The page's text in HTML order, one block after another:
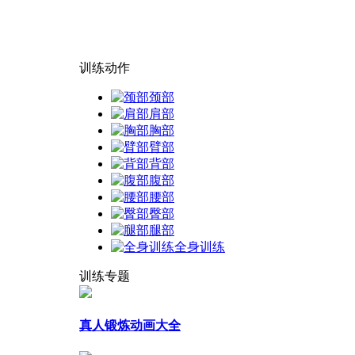
训练动作
颈部
肩部
胸部
臂部
背部
腹部
腰部
臀部
腿部
全身训练
训练专题
真人锻炼动画大全